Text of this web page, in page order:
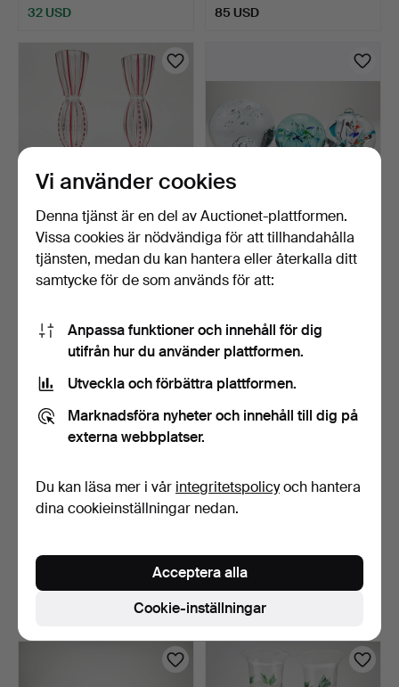
32 USD 85 USD
VASER, ett par, glas,
1800/1900-tal.
BREVPRESSAR, 3 st, glas,
1900-tal.
4 dagar
av korgar, 19…
Värdering
bland annat Reijmyre, Ny…
5 dagar
Värdering
53 USD
Vi använder cookies
Denna tjänst är en del av Auctionet-plattformen.
Vissa cookies är nödvändiga för att tillhandahålla
tjänsten, medan du kan hantera eller återkalla ditt
samtycke för de som används för att:
Anpassa funktioner och innehåll för dig
utifrån hur du använder plattformen.
Utveckla och förbättra plattformen.
Marknadsföra nyheter och innehåll till dig på
externa webbplatser.
Du kan läsa mer i vår integritetspolicyoch hantera
dina cookieinställningar nedan.
Cookie-inställningar
Acceptera alla